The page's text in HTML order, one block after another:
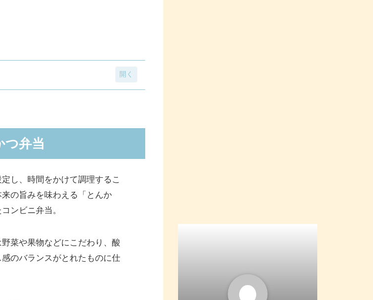
X(旧Twitter)キャンペーンが実施
つ弁当
し、時間をかけて調理するこ
の旨みを味わえる「とんか
ンビニ弁当。
菜や果物などにこだわり、酸
のバランスがとれたものに仕